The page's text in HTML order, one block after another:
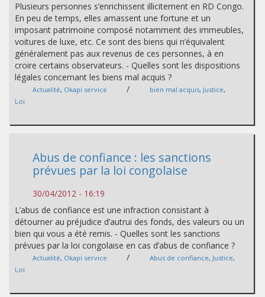
Plusieurs personnes s’enrichissent illicitement en RD Congo.
En peu de temps, elles amassent une fortune et un
imposant patrimoine composé notamment des immeubles,
voitures de luxe, etc. Ce sont des biens qui n’équivalent
généralement pas aux revenus de ces personnes, à en
croire certains observateurs. - Quelles sont les dispositions
légales concernant les biens mal acquis ?
Actualité, Okapi service / bien mal acquis, Justice,
Loi
Abus de confiance : les sanctions
prévues par la loi congolaise
30/04/2012 - 16:19
L’abus de confiance est une infraction consistant à
détourner au préjudice d’autrui des fonds, des valeurs ou un
bien qui vous a été remis. - Quelles sont les sanctions
prévues par la loi congolaise en cas d’abus de confiance ?
Actualité, Okapi service / Abus de confiance, Justice,
Loi